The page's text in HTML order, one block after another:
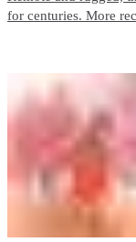
for centuries. More